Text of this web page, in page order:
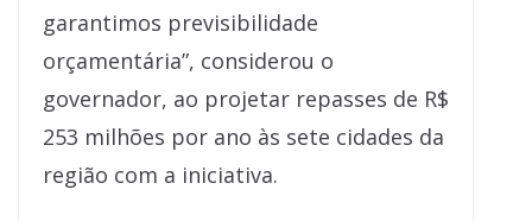
garantimos previsibilidade
orçamentária”, considerou o
governador, ao projetar repasses de R$
253 milhões por ano às sete cidades da
região com a iniciativa.